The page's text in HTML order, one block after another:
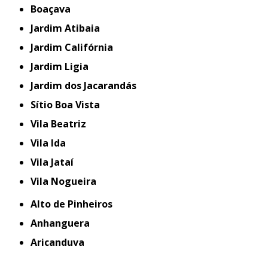
Boaçava
Jardim Atibaia
Jardim Califórnia
Jardim Ligia
Jardim dos Jacarandás
Sítio Boa Vista
Vila Beatriz
Vila Ida
Vila Jataí
Vila Nogueira
Alto de Pinheiros
Anhanguera
Aricanduva